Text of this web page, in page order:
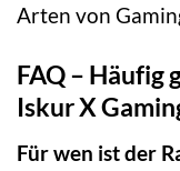
Arten von
FAQ – Häufig
Iskur X
Für wen ist der